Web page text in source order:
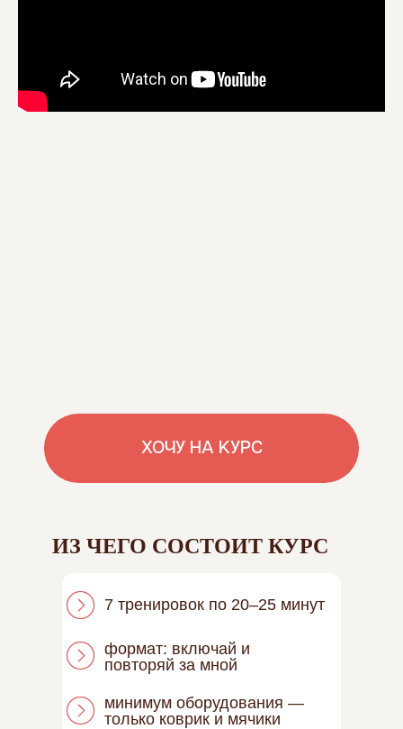
ИЗ ЧЕГО СОСТОИТ КУРС
7 тренировок по 20–25 минут
минимум оборудования —
только коврик и мячики
формат: включай и
повторяй за мной